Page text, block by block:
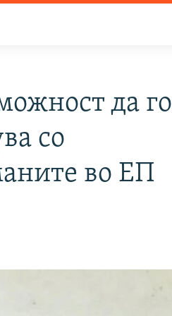
да го
со
во ЕП